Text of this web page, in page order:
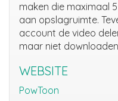
maken die maximaal
aan opslagruimte.
account de video
maar niet
WEBSITE
PowToon